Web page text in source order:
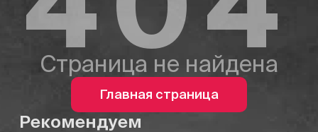
Страница не найдена
Главная страница
Рекомендуем